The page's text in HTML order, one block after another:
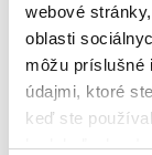
webové
oblasti
môžu príslušné
údajmi, ktoré
keď ste
kedykoľvek
26. mája 2026
Viac
Penta Real
model